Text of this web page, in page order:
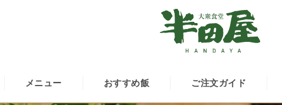
メニュー おすすめ飯 ご注文ガイド